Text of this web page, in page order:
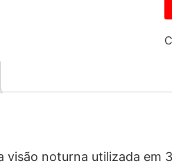
visão noturna utilizada em